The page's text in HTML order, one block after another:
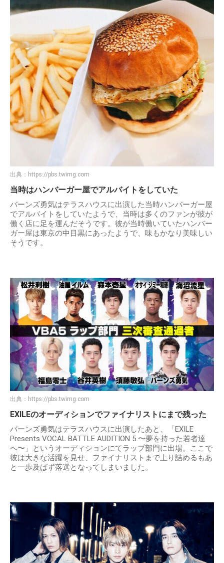
出典： https://pbs.twimg.com
当時はハンバーガー屋でアルバイトをしていた
バーンズ勇気はテラスハウスに出演した当時ハンバーガー屋
でアルバイトをしていたようで、当時は多くのファンが彼が
働く店に足を運んだそうです。彼が当時働いていたハンバー
ガー屋は東京の中目黒にあったようで、味もかなり美味しい
そうです。
出典： https://pbs.twimg.com
EXILEのオーディションでファイナリストにまで残った
バーンズ勇気はテラスハウスに出演したあと、「EXILE
Presents VOCAL BATTLE AUDITION 5 〜夢を持った若者達
へ〜」というオーディションにてラップ部門に出場。ここで
彼は大きな活躍を見せ、ファイナリストまで上り詰めるもあ
と一歩及ばず落選となってしまいました。